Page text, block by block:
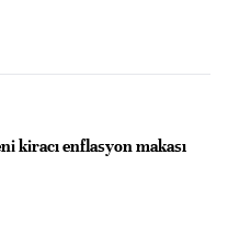
kiracı enflasyon makası